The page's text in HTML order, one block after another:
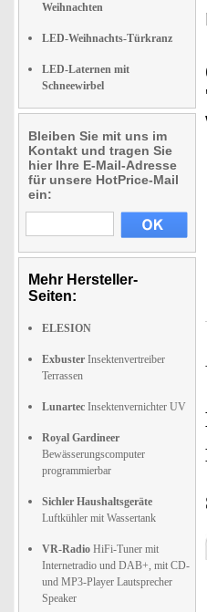
Weihnachten
LED-Weihnachts-Türkranz
LED-Laternen mit
Schneewirbel
Bleiben Sie mit uns im
Kontakt und tragen Sie
hier Ihre E-Mail-Adresse
für unsere HotPrice-Mail
ein:
Mehr Hersteller-
Seiten:
ELESION
Exbuster Insektenvertreiber
Terrassen
Lunartec Insektenvernichter UV
Royal Gardineer
Bewässerungscomputer
programmierbar
Sichler Haushaltsgeräte
Luftkühler mit Wassertank
VR-Radio HiFi-Tuner mit
Internetradio und DAB+, mit CD-
und MP3-Player Lautsprecher
Speaker